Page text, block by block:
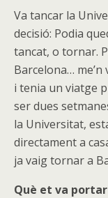
Va tancar la
decisió: Podia
tancat, o tornar.
Barcelona…
i tenia un viatge
ser dues
la Universitat,
directament a
ja vaig tornar a
Què et va